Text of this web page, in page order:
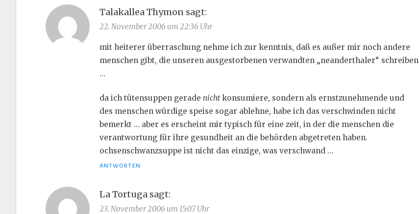
Talakallea Thymon sagt:
22. November 2006 um 22:36 Uhr
mit heiterer überraschung nehme ich zur kenntnis, daß es außer mir noch andere
menschen gibt, die unseren ausgestorbenen verwandten „neanderthaler“ schreiben
…
da ich tütensuppen gerade nichtkonsumiere, sondern als ernstzunehmende und
des menschen würdige speise sogar ablehne, habe ich das verschwinden nicht
bemerkt … aber es erscheint mir typisch für eine zeit, in der die menschen die
verantwortung für ihre gesundheit an die behörden abgetreten haben.
ochsenschwanzsuppe ist nicht das einzige, was verschwand …
ANTWORTEN
La Tortuga sagt:
23. November 2006 um 15:07 Uhr